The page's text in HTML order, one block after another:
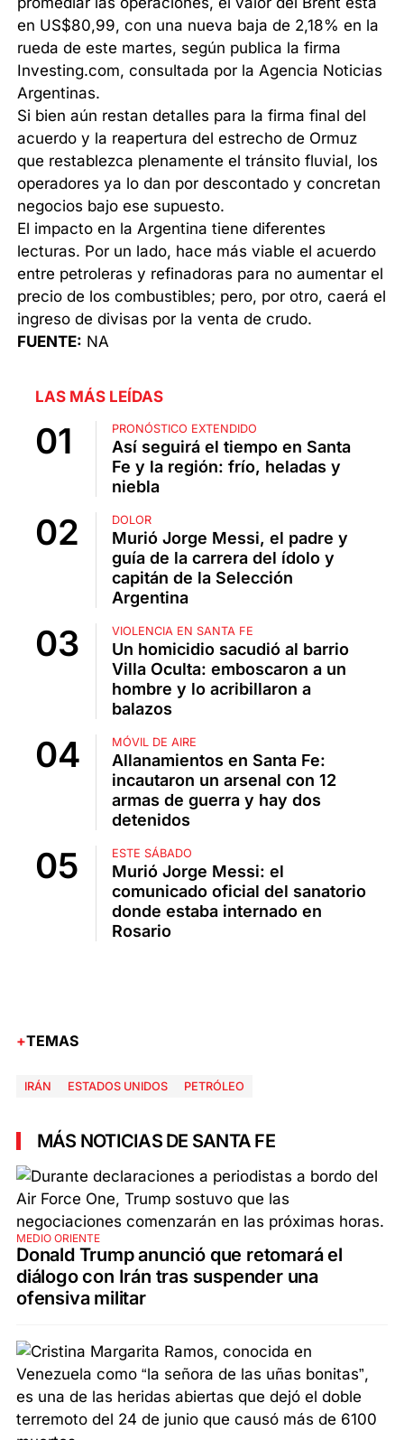
en US$80,99, con una nueva baja de 2,18% en la
rueda de este martes, según publica la firma
Investing.com, consultada por la Agencia Noticias
Argentinas.
Si bien aún restan detalles para la firma final del
acuerdo y la reapertura del estrecho de Ormuz
que restablezca plenamente el tránsito fluvial, los
operadores ya lo dan por descontado y concretan
negocios bajo ese supuesto.
El impacto en la Argentina tiene diferentes
lecturas. Por un lado, hace más viable el acuerdo
entre petroleras y refinadoras para no aumentar el
precio de los combustibles; pero, por otro, caerá el
ingreso de divisas por la venta de crudo.
FUENTE: NA
LAS MÁS LEÍDAS
PRONÓSTICO EXTENDIDO
Así seguirá el tiempo en Santa
Fe y la región: frío, heladas y
niebla
DOLOR
Murió Jorge Messi, el padre y
guía de la carrera del ídolo y
capitán de la Selección
Argentina
VIOLENCIA EN SANTA FE
Un homicidio sacudió al barrio
Villa Oculta: emboscaron a un
hombre y lo acribillaron a
balazos
MÓVIL DE AIRE
Allanamientos en Santa Fe:
incautaron un arsenal con 12
armas de guerra y hay dos
detenidos
ESTE SÁBADO
Murió Jorge Messi: el
comunicado oficial del sanatorio
donde estaba internado en
Rosario
TEMAS
IRÁN ESTADOS UNIDOS PETRÓLEO
MÁS NOTICIAS DE SANTA FE
MEDIO ORIENTE
Donald Trump anunció que retomará el
diálogo con Irán tras suspender una
ofensiva militar